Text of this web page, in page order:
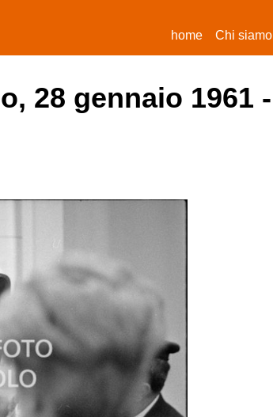
home(current)
Chi siamo
28 gennaio 1961 -